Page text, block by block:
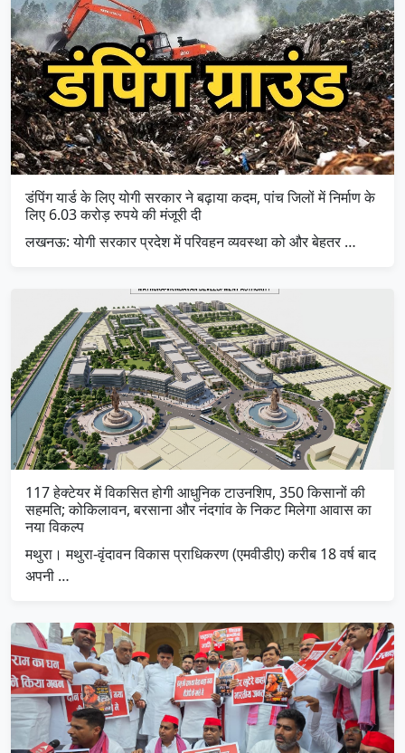
डंपिंग यार्ड के लिए योगी सरकार ने बढ़ाया कदम, पांच जिलों में निर्माण के
लिए 6.03 करोड़ रुपये की मंजूरी दी
लखनऊ: योगी सरकार प्रदेश में परिवहन व्यवस्था को और बेहतर …
117 हेक्टेयर में विकसित होगी आधुनिक टाउनशिप, 350 किसानों की
सहमति; कोकिलावन, बरसाना और नंदगांव के निकट मिलेगा आवास का
नया विकल्प
मथुरा। मथुरा-वृंदावन विकास प्राधिकरण (एमवीडीए) करीब 18 वर्ष बाद
अपनी …